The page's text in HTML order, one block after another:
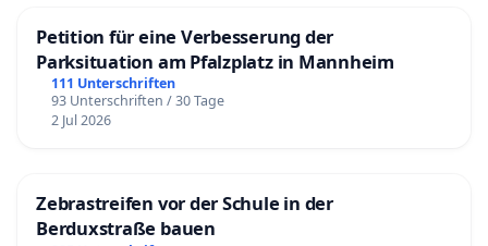
Petition für eine Verbesserung der
Parksituation am Pfalzplatz in Mannheim
111 Unterschriften
93 Unterschriften / 30 Tage
2 Jul 2026
Zebrastreifen vor der Schule in der
Berduxstraße bauen